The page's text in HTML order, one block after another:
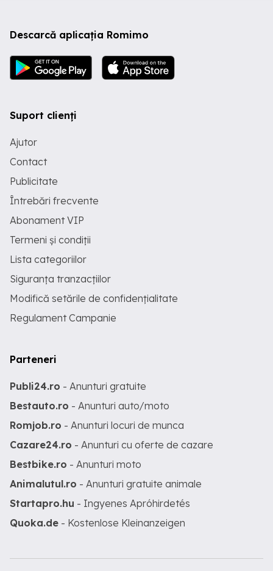
Descarcă aplicația Romimo
Suport clienți
Ajutor
Contact
Publicitate
Întrebări frecvente
Abonament VIP
Termeni și condiții
Lista categoriilor
Siguranța tranzacțiilor
Modifică setările de confidențialitate
Regulament Campanie
Parteneri
Publi24.ro - Anunturi gratuite
Bestauto.ro - Anunturi auto/moto
Romjob.ro - Anunturi locuri de munca
Cazare24.ro - Anunturi cu oferte de cazare
Bestbike.ro - Anunturi moto
Animalutul.ro - Anunturi gratuite animale
Startapro.hu - Ingyenes Apróhirdetés
Quoka.de - Kostenlose Kleinanzeigen